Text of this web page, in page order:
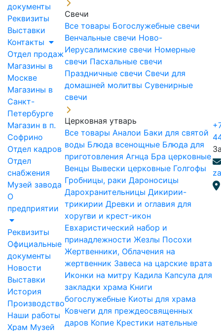
документы
Реквизиты
Выставки
Контакты
Отдел продаж
Магазины в
Москве
Магазины в
Санкт-
Петербурге
Магазин в п.
Софрино
Отдел кадров
Отдел
снабжения
Музей завода
О
предприятии
Реквизиты
Официальные
документы
Новости
Выставки
История
Производство
Наши работы
Храм Музей
Свечи
Все товары Богослужебные свечи
Венчальные свечи Ново-
Иерусалимские свечи Номерные
свечи Пасхальные свечи
Праздничные свечи Свечи для
домашней молитвы Сувенирные
свечи
Церковная утварь
Все товары Аналои Баки для святой
воды Блюда всенощные Блюда для
приготовления Агнца Бра церковные
Венцы Вывески церковные Голгофы
Гробницы, раки Дароносицы
Дарохранительницы Дикирии-
трикирии Древки и оглавия для
хоругви и крест-икон
Евхаристический набор и
принадлежности Жезлы Посохи
Жертвенники, Облачения на
жертвенник Завеса на царские врата
Иконки на митру Кадила Капсула для
закладки храма Книги
богослужебные Киоты для храма
Ковчеги для преждеосвященных
даров Копие Крестики нательные